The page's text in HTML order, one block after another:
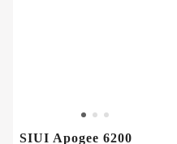
SIUI Apogee 6200